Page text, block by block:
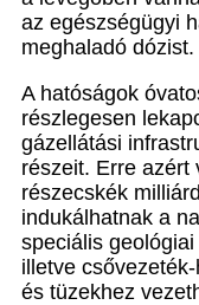
az egészségügyi
meghaladó dózist.
A hatóságok
részlegesen
gázellátási
részeit. Erre azért
részecskék
indukálhatnak a
speciális
illetve
és tüzekhez